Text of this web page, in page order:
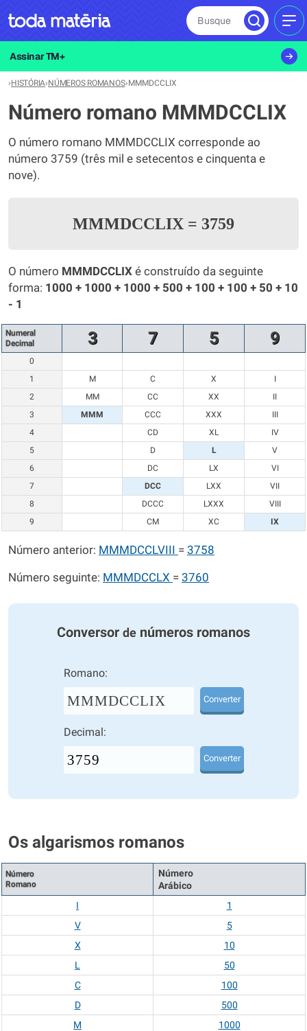
Busque
Assinar TM+
›HISTÓRIA›NÚMEROS ROMANOS›MMMDCCLIX
Número romano MMMDCCLIX
O número romano MMMDCCLIX corresponde ao
número 3759 (três mil e setecentos e cinquenta e
nove).
MMMDCCLIX = 3759
O número MMMDCCLIX é construído da seguinte
forma: 1000 + 1000 + 1000 + 500 + 100 + 100 + 50 + 10
- 1
Numeral
Decimal
3 7 5 9
0
1
M C X
I
2
MM CC XX
II
3
MMM CCC XXX
III
4
CD XL
IV
5
D L
V
6
DC LX
VI
7
DCC LXX
VII
8
DCCC LXXX
VIII
9
CM XC IX
Número anterior: MMMDCCLVIII = 3758
Número seguinte: MMMDCCLX = 3760
Conversor de números romanos
Romano:
MMMDCCLIX Converter
Decimal:
Converter
Os algarismos romanos
Número
Romano
Número
Arábico
I
1
V
5
X
10
L
50
C
100
D
500
M
1000